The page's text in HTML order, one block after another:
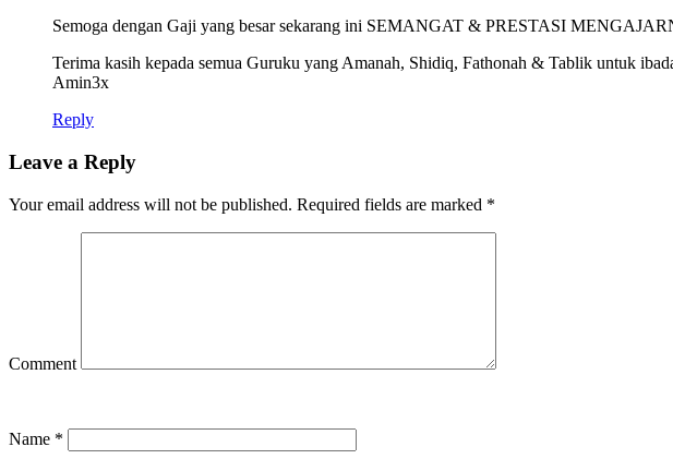
Semoga dengan Gaji yang besar sekarang ini SEMANGAT & PRESTASI
Terima kasih kepada semua Guruku yang Amanah, Shidiq, Fathonah & Tablik untuk
Amin3x
Reply
Leave a Reply
Your email address will not be published. Required fields are marked *
Comment
Name *